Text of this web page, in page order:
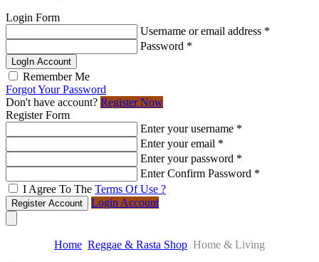
Login Form
Username or email address *
Password *
LogIn Account
Remember Me
Forgot Your Password
Don't have account? Register Now
Register Form
Enter your username *
Enter your email *
Enter your password *
Enter Confirm Password *
I Agree To The Terms Of Use ?
Register Account Login Account
Home Reggae & Rasta Shop Home & Living